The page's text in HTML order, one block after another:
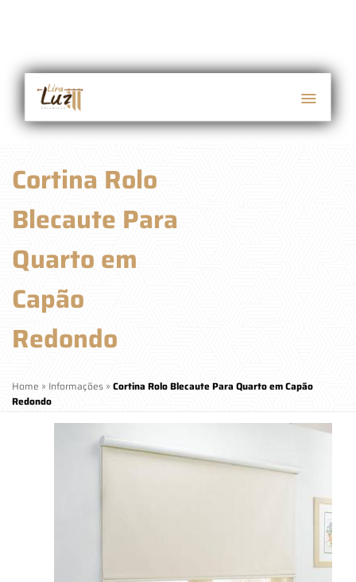
Cortina Rolo
Blecaute Para
Quarto em
Capão
Redondo
Home » Informações » Cortina Rolo Blecaute Para Quarto em Capão
Redondo